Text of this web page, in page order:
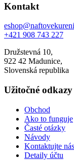
Kontakt
+421 908 743 227
Družstevná 10,
922 42 Madunice,
Slovenská republika
Užitočné odkazy
Obchod
Ako to funguje
Časté otázky
Návody
Kontaktujte nás
Detaily účtu